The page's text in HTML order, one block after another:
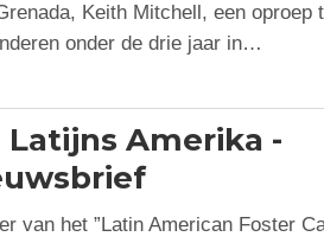
Keith Mitchell, een oproep
onder de drie jaar in…
Amerika -
van het ”Latin American Foster